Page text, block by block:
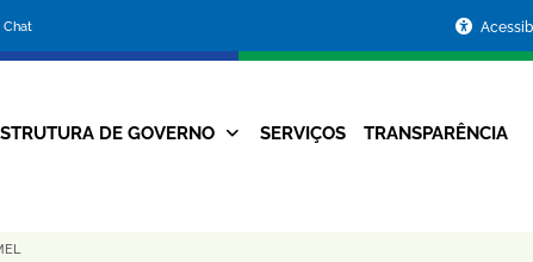
Chat
da
Prefeitura
Navegação
DE GOVERNO SERVIÇOS TRANSPARÊNCIA